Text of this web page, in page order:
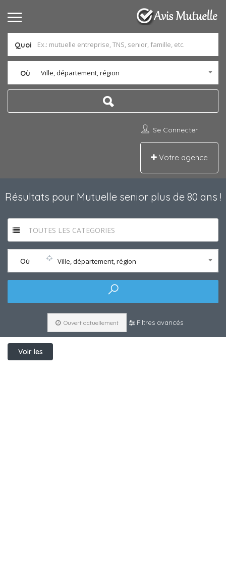
Quoi
Où Ville, département, région
Se Connecter
Votre agence
Résultats pour Mutuelle senior plus de 80 ans !
TOUTES LES CATEGORIES
Où Ville, département, région
Ouvert actuellement Filtres avancés
Voir les